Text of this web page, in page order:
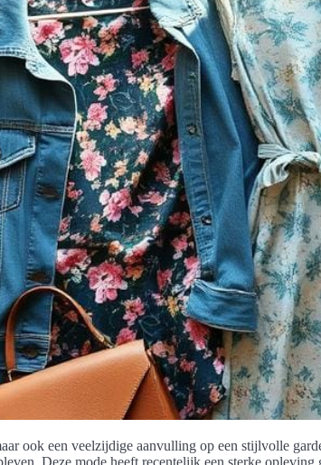
ook een veelzijdige aanvulling op een stijlvolle